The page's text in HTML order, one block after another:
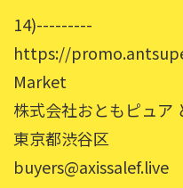
14)---------
https://
Market
株式会社おともピュア
東京都渋谷区
buyers@axissalef.live